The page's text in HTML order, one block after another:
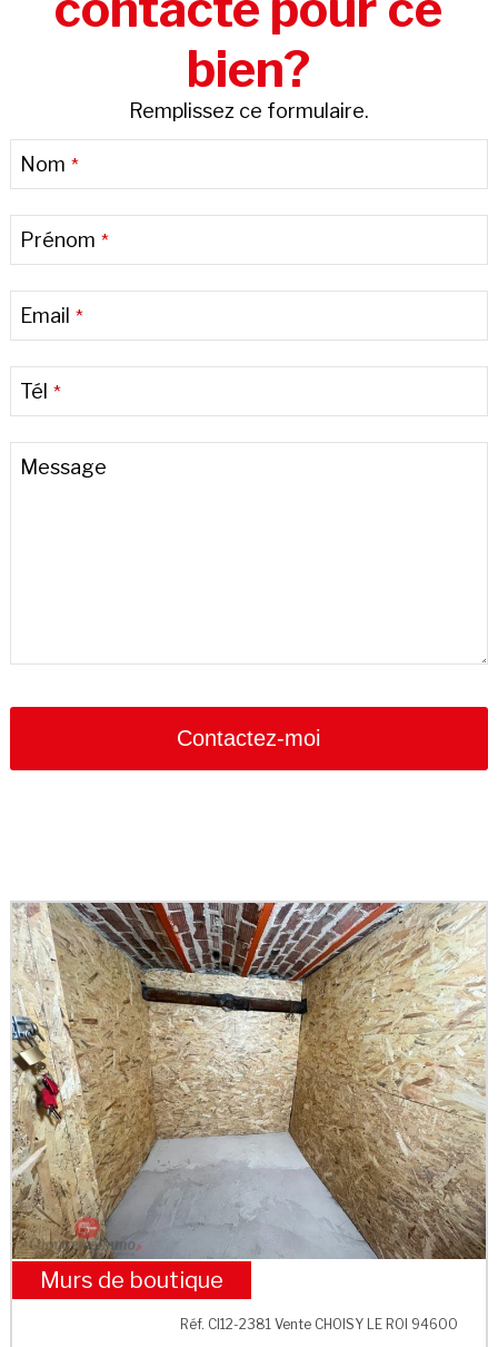
bien?
Remplissez ce formulaire.
Nom *
Prénom *
Email *
Tél *
Message
Your
Contactez-moi
Centre ville
Murs de boutique
Réf. CI12-2381 Vente CHOISY LE ROI 94600